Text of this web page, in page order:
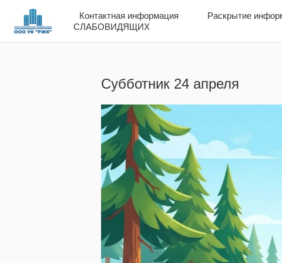
Контактная информация Раскрытие
СЛАБОВИДЯЩИХ
Контактная информация Раскрытие
СЛАБОВИДЯЩИХ
Субботник 24 апреля